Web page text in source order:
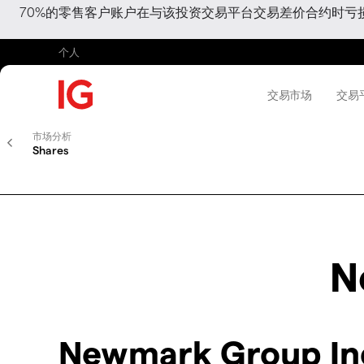
70%的零售客户账户在与该投资交易平台交易差价合约时
个人
交易市场 交易
市场分析
Shares
Newmark Group